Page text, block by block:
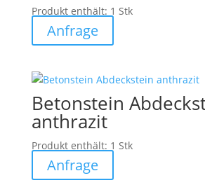
Produkt enthält: 1 Stk
Anfrage
Betonstein
anthrazit
Produkt enthält: 1 Stk
Anfrage